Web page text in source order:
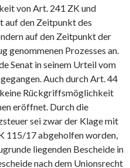
von Art. 241 ZK und
auf den Zeitpunkt des
auf den Zeitpunkt der
genommenen Prozesses an.
Senat in seinem Urteil vom
Auch durch Art. 44
Rückgriffsmöglichkeit
eröffnet. Durch die
sei zwar der Klage mit
115/17 abgeholfen worden,
liegenden Bescheide in
nach dem Unionsrecht